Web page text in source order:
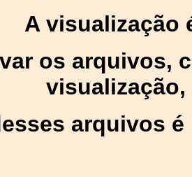
A visualização
os arquivos,
arquivos